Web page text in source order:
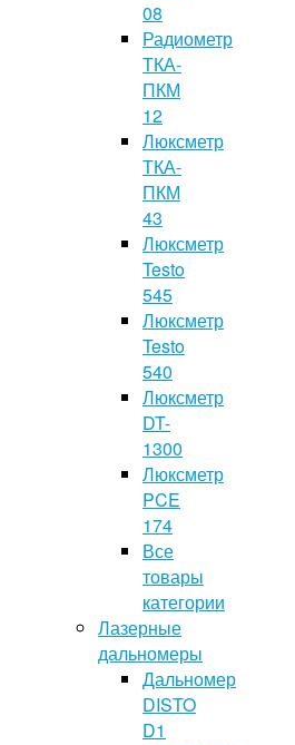
08
Радиометр
ТКА-
ПКМ
12
Люксметр
ТКА-
ПКМ
43
Люксметр
Testo
545
Люксметр
Testo
540
Люксметр
DT-
1300
Люксметр
PCE
174
Все
товары
категории
Лазерные
дальномеры
Дальномер
DISTO
D1